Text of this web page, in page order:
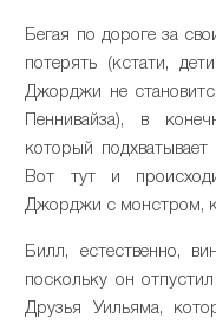
Бегая по дороге за
потерять (кстати,
Джорджи не
Пеннивайза), в
который подхватывает
Вот тут и
Джорджи с монстром,
Билл, естественно,
поскольку он
Друзья Уильяма,